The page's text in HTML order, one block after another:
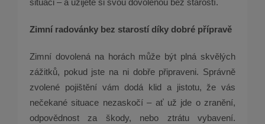
situaci – a užijete si svou dovolenou bez starostí.
Zimní radovánky bez starostí díky dobré přípravě
Zimní dovolená na horách může být plná skvělých
zážitků, pokud jste na ni dobře připraveni. Správně
zvolené pojištění vám dodá klid a jistotu, že vás
nečekané situace nezaskočí – ať už jde o zranění,
odpovědnost za škody, nebo ztrátu vybavení.